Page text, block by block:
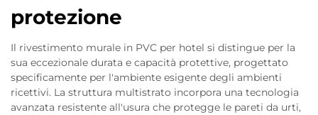
protezione
Il rivestimento murale in PVC per hotel si distingue per la
sua eccezionale durata e capacità protettive, progettato
specificamente per l'ambiente esigente degli ambienti
ricettivi. La struttura multistrato incorpora una tecnologia
avanzata resistente all'usura che protegge le pareti da urti,